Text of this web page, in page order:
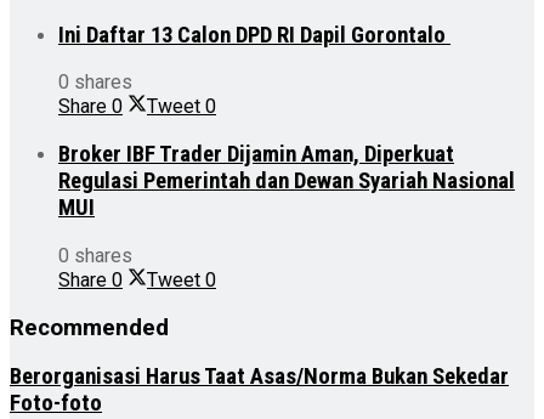
Ini Daftar 13 Calon DPD RI Dapil Gorontalo
0 shares
Share 0 Tweet 0
Broker IBF Trader Dijamin Aman, Diperkuat
Regulasi Pemerintah dan Dewan Syariah Nasional
MUI
0 shares
Share 0 Tweet 0
Recommended
Berorganisasi Harus Taat Asas/Norma Bukan Sekedar
Foto-foto